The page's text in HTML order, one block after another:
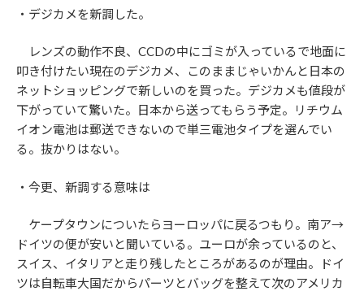
・デジカメを新調した。
レンズの動作不良、CCDの中にゴミが入っているで地面に
叩き付けたい現在のデジカメ、このままじゃいかんと日本の
ネットショッピングで新しいのを買った。デジカメも値段が
下がっていて驚いた。日本から送ってもらう予定。リチウム
イオン電池は郵送できないので単三電池タイプを選んでい
る。抜かりはない。
・今更、新調する意味は
ケープタウンについたらヨーロッパに戻るつもり。南ア→
ドイツの便が安いと聞いている。ユーロが余っているのと、
スイス、イタリアと走り残したところがあるのが理由。ドイ
ツは自転車大国だからパーツとバッグを整えて次のアメリカ